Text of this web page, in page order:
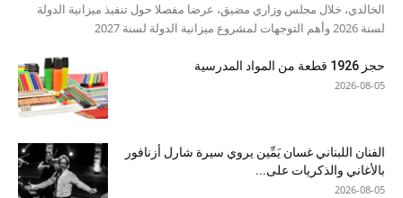
الخالدي، خلال مجلس وزاري مضيق، عرضا مفصلا حول تنفيذ ميزانية الدولة
لسنة 2026 وأهم التوجهات لمشروع ميزانية الدولة لسنة 2027
حجز 1926 قطعة من المواد المدرسية
2026-08-05
الفنان اللبناني غسان يَمِّين يروي سيرة شارل أزنافور
بالأغاني والذكريات على...
2026-08-05